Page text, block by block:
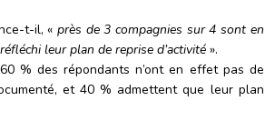
t-il, « près de 3 compagnies sur 4 sont en
leur plan de reprise d’activité ».
% des répondants n’ont en effet pas de
et 40 % admettent que leur plan